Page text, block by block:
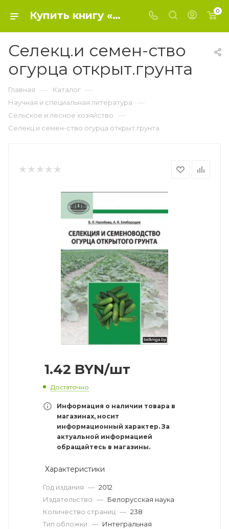
Купить книгу «Селекц.и семен-ство огурца открыт.грунта» 2012, - Сельское и лесное хозяйство 0
Селекц.и семен-ство
огурца открыт.грунта
Главная — Каталог —
Научная и специальная литература —
Сельское и лесное хозяйство —
Селекц.и семен-ство огурца открыт.грунта
1.42 BYN/шт
Достаточно
Информация о наличии товара в
магазинах, носит
информационный характер. За
актуальной информацией
обращайтесь в магазины.
Характеристики
Год издания — 2012
Издательство — Белорусская наука
Количество страниц — 238
Тип обложки — Интегральная